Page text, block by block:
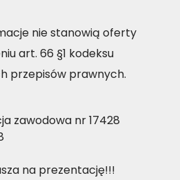
nie stanowią oferty
art. 66 §1 kodeksu
przepisów prawnych.
zawodowa nr 17428
na prezentację!!!